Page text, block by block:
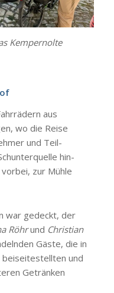
Kem­per­nol­te
aus
wo die Rei­se
und Teil­
hin­
zur Müh­le
war gedeckt, der
Röhrund Chris­ti­an
Gäs­te, die in
und
Geträn­ken